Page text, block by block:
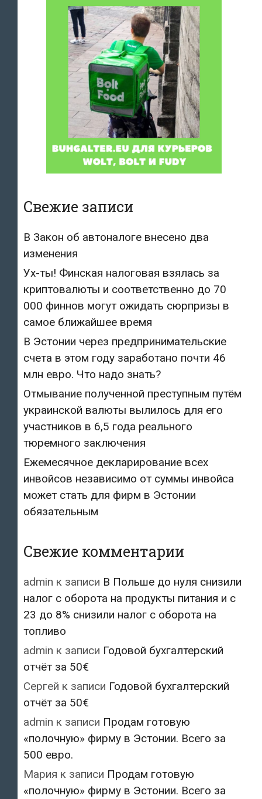
Свежие записи
В Закон об автоналоге внесено два
изменения
Ух-ты! Финская налоговая взялась за
криптовалюты и соответственно до 70
000 финнов могут ожидать сюрпризы в
самое ближайшее время
В Эстонии через предпринимательские
счета в этом году заработано почти 46
млн евро. Что надо знать?
Отмывание полученной преступным путём
украинской валюты вылилось для его
участников в 6,5 года реального
тюремного заключения
Ежемесячное декларирование всех
инвойсов независимо от суммы инвойса
может стать для фирм в Эстонии
обязательным
Свежие комментарии
admin к записи В Польше до нуля снизили
налог с оборота на продукты питания и с
23 до 8% снизили налог с оборота на
топливо
admin к записи Годовой бухгалтерский
отчёт за 50€
Сергей к записи Годовой бухгалтерский
отчёт за 50€
admin к записи Продам готовую
«полочную» фирму в Эстонии. Всего за
500 евро.
Мария к записи Продам готовую
«полочную» фирму в Эстонии. Всего за